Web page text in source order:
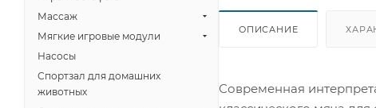
ОПИСАНИЕ
Современная
Массаж
Мягкие игровые модули
Насосы
Спортзал для домашних
животных